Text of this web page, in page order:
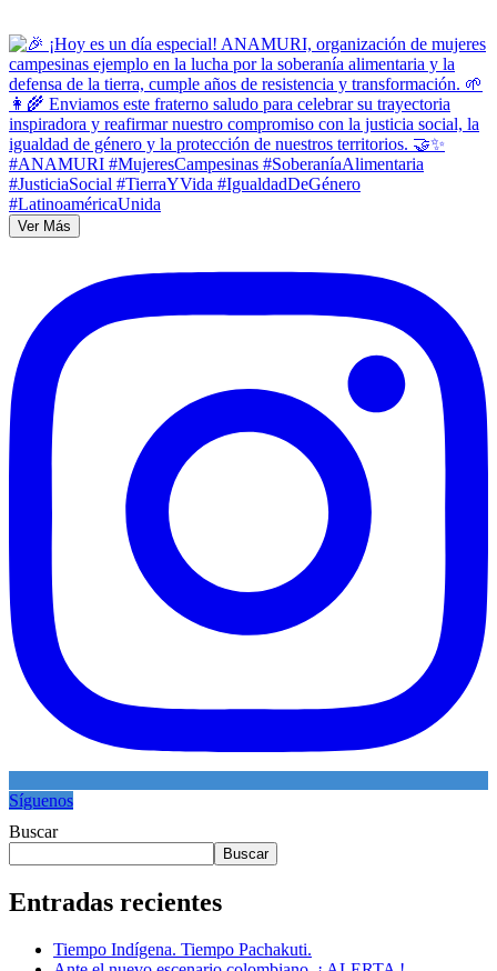
Ver Más
Síguenos
Buscar
Buscar
Entradas recientes
Tiempo Indígena. Tiempo Pachakuti.